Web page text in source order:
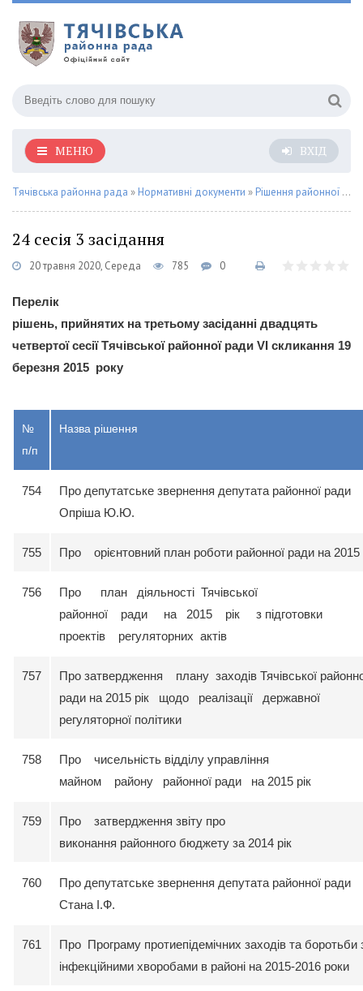
ВХІД
МЕНЮ
Тячівська районна рада » Нормативні документи » Рішення районної ради
24 сесія 3 засідання
20 травня 2020, Середа 785 0
Перелік
рішень, прийнятих на третьому засіданні двадцять
четвертої сесії Тячівської районної ради VI скликання 19
березня 2015 року
№
п/п
Назва рішення
754
Про депутатське звернення депутата районної ради
Опріша Ю.Ю.
755 Про орієнтовний план роботи районної ради на 2015
756
Про план діяльності Тячівської
районної ради на 2015 рік з підготовки
проектів регуляторних актів
757
Про затвердження плану заходів Тячівської
ради на 2015 рік щодо реалізації державної
регуляторної політики
758
Про чисельність відділу управління
майном району районної ради на 2015 рік
759
Про затвердження звіту про
виконання районного бюджету за 2014 рік
760
Про депутатське звернення депутата районної ради
Стана І.Ф.
761
Про Програму протиепідемічних заходів та боротьби
інфекційними хворобами в районі на 2015-2016 роки